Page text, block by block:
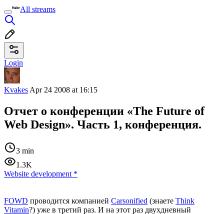
All streams
Login
Kvakes Apr 24 2008 at 16:15
Отчет о конференции «The Future of
Web Design». Часть 1, конференция.
3 min
1.3K
Website development *
FOWD проводится компанией Carsonified (знаете Think
Vitamin?) уже в третий раз. И на этот раз двухдневный